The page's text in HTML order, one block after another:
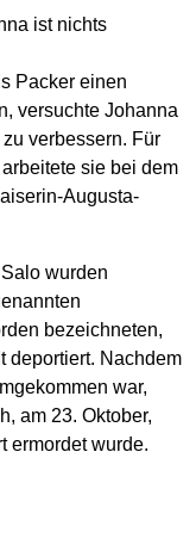
ist nichts
Packer einen
versuchte Johanna
verbessern. Für
sie bei dem
Augusta-
wurden
bezeichneten,
deportiert. Nachdem
war,
am 23. Oktober,
ermordet wurde.